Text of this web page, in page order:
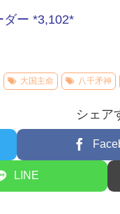
ダー *3,102*
大国主命 八千矛神
シェア
LINE